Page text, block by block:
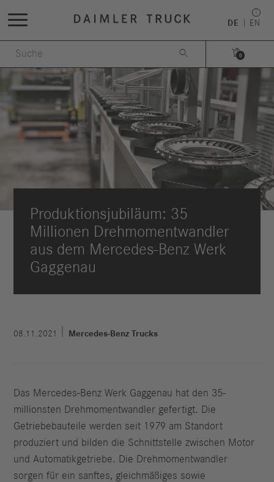
DE EN
 
0
Produktionsjubiläum: 35
Millionen Drehmomentwandler
aus dem Mercedes-Benz Werk
Gaggenau
08.11.2021 Mercedes-Benz Trucks
Das Mercedes-Benz Werk Gaggenau hat den 35-
millionsten Drehmomentwandler gefertigt. Die
Getriebebauteile werden seit 1979 am Standort
produziert und bilden die Schnittstelle zwischen Motor
und Automatikgetriebe. Die Drehmomentwandler
sorgen für ein sanftes, gleichmäßiges sowie